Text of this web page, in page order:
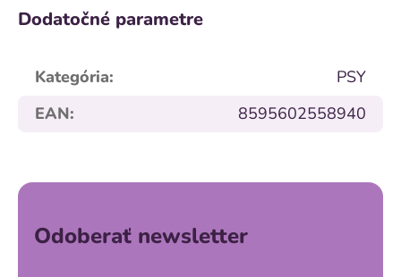
Dodatočné parametre
Kategória:
PSY
EAN: 8595602558940
Odoberať newsletter